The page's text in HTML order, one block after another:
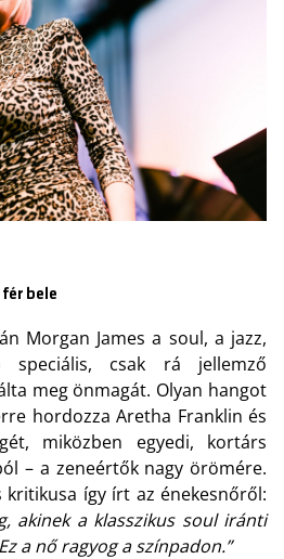
bele
Morgan James a soul, a jazz,
csak rá jellemző
meg önmagát. Olyan hangot
hordozza Aretha Franklin és
miközben egyedi, kortárs
– a zeneértők nagy örömére.
kritikusa így írt az énekesnőről:
akinek a klasszikus soul iránti
a nő ragyog a színpadon.”